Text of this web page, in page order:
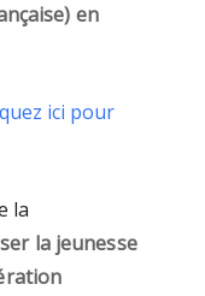
en
ici pour
la
la jeunesse